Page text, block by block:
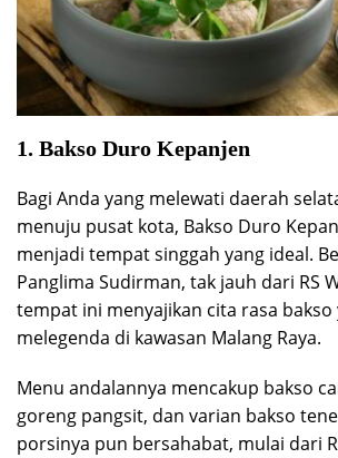
1. Bakso Duro Kepanjen
Bagi Anda yang melewati daerah
menuju pusat kota, Bakso Duro
menjadi tempat singgah yang ideal.
Panglima Sudirman, tak jauh dari RS
tempat ini menyajikan cita rasa bakso
melegenda di kawasan Malang Raya.
Menu andalannya mencakup bakso
goreng pangsit, dan varian bakso
porsinya pun bersahabat, mulai dari